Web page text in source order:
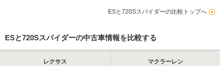
ESと720Sスパイダーの比較トップへ
ESと720Sスパイダーの中古車情報を比較する
レクサス
マクラーレン